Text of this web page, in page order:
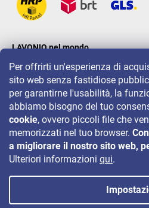
Per offrirti un'esperienza di
sito web senza fastidiose
per garantirne l'usabilità, la
abbiamo bisogno del tuo
cookie, ovvero piccoli file che
memorizzati nel tuo browser.
a migliorare il nostro sito web,
Ulteriori informazioni qui.
LAVONIO nel mondo
Per eventi, concorsi e sconti
Copyright 2026 LAVONIO.it.